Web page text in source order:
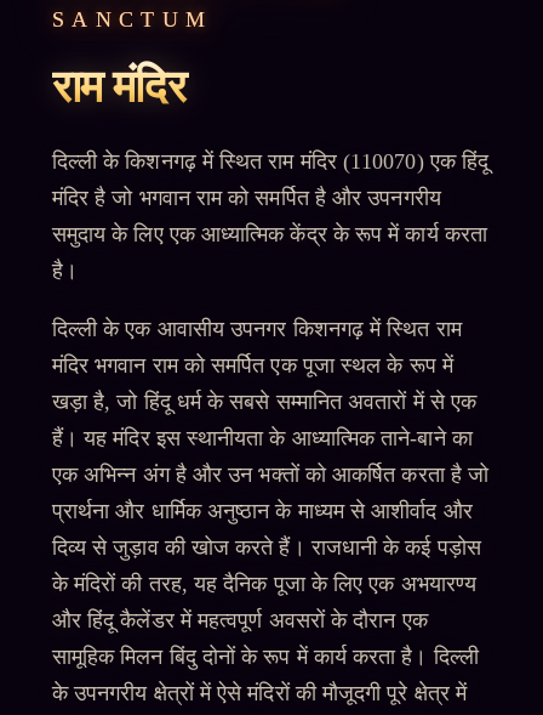
SANCTUM
राम मंदिर
दिल्ली के किशनगढ़ में स्थित राम मंदिर (110070) एक हिंदू
मंदिर है जो भगवान राम को समर्पित है और उपनगरीय
समुदाय के लिए एक आध्यात्मिक केंद्र के रूप में कार्य करता
है।
दिल्ली के एक आवासीय उपनगर किशनगढ़ में स्थित राम
मंदिर भगवान राम को समर्पित एक पूजा स्थल के रूप में
खड़ा है, जो हिंदू धर्म के सबसे सम्मानित अवतारों में से एक
हैं। यह मंदिर इस स्थानीयता के आध्यात्मिक ताने-बाने का
एक अभिन्न अंग है और उन भक्तों को आकर्षित करता है जो
प्रार्थना और धार्मिक अनुष्ठान के माध्यम से आशीर्वाद और
दिव्य से जुड़ाव की खोज करते हैं। राजधानी के कई पड़ोस
के मंदिरों की तरह, यह दैनिक पूजा के लिए एक अभयारण्य
और हिंदू कैलेंडर में महत्वपूर्ण अवसरों के दौरान एक
सामूहिक मिलन बिंदु दोनों के रूप में कार्य करता है। दिल्ली
के उपनगरीय क्षेत्रों में ऐसे मंदिरों की मौजूदगी पूरे क्षेत्र में